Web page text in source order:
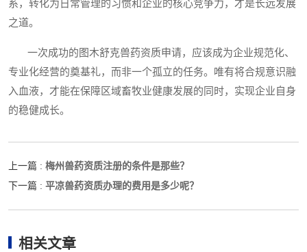
系，转化为日常管理的习惯和企业的核心竞争力，才是长远发展
之道。
一次成功的图木舒克兽药资质申请，应该成为企业规范化、
专业化经营的奠基礼，而非一个孤立的任务。唯有将合规意识融
入血液，才能在保障区域畜牧业健康发展的同时，实现企业自身
的稳健成长。
上一篇 : 梅州兽药资质注册的条件是那些？
下一篇 : 平凉兽药资质办理的费用是多少呢？
相关文章